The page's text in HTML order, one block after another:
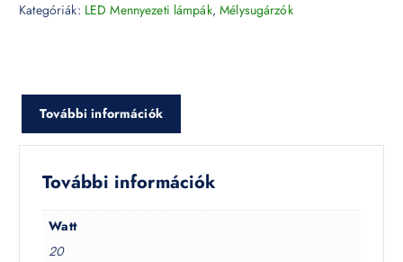
Kategóriák: LED Mennyezeti lámpák,Mélysugárzók
További információk
További információk
Watt
20